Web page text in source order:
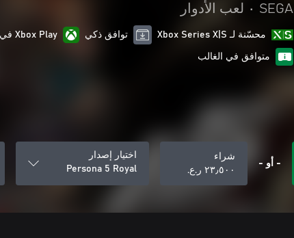
SEGA
• لعب الأدوار
محسّنة لـ Xbox Series X|S توافق ذكي Xbox Play في أي مكان
متوافق في الغالب
- أو -
شراء
٢٣٫٥٠٠ ر.ع.‏
اختيار إصدار
Persona 5 Royal